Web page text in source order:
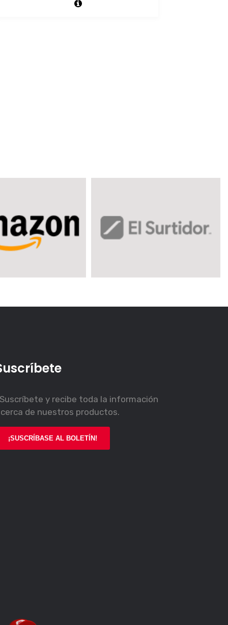
Suscríbete y recibe toda la información
de nuestros productos.
¡SUSCRÍBASE AL BOLETÍN!